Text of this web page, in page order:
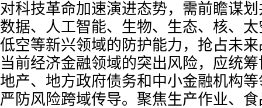
对科技革命加速演进态势，需前瞻谋
数据、人工智能、生物、生态、核、
低空等新兴领域的防护能力，抢占未
当前经济金融领域的突出风险，应统
地产、地方政府债务和中小金融机构
严防风险跨域传导。聚焦生产作业、